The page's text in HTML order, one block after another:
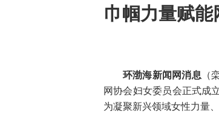
巾帼力量赋
环渤海新闻网消息 （
网协会妇女委员会正式成
为凝聚新兴领域女性力量